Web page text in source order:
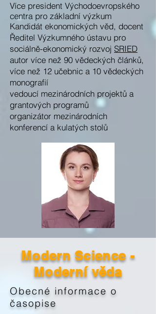
Více president Východoevropského
centra pro základní výzkum
Kandidát ekonomických věd, docent
Ředitel Výzkumného ústavu pro
sociálně-ekonomický rozvoj SRIED
autor více než 90 vědeckých článků,
více než 12 učebnic a 10 vědeckých
monografií
vedoucí mezinárodních projektů a
grantových programů
organizátor mezinárodních
konferencí a kulatých stolů
Modern Science -
Moderní věda
Obecné informace o
časopise